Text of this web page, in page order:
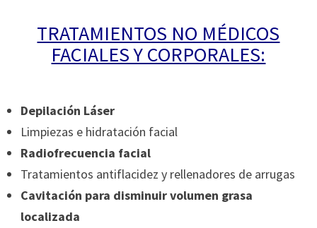
TRATAMIENTOS NO MÉDICOS
FACIALES Y CORPORALES:
Depilación Láser
Limpiezas e hidratación facial
Radiofrecuencia facial
Tratamientos antiflacidez y rellenadores de arrugas
Cavitación para disminuir volumen grasa
localizada